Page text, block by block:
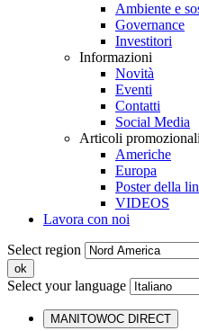
Ambiente e
Governance
Investitori
Informazioni
Novità
Eventi
Contatti
Social Media
Articoli promozionali
Americhe
Europa
Poster della
VIDEOS
Lavora con noi
Select region
Select your language
MANITOWOC DIRECT